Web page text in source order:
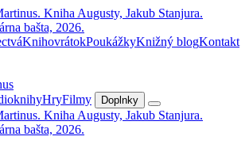
KnihovrátokPoukážkyKnižný blogKontakt
HryFilmy Doplnky